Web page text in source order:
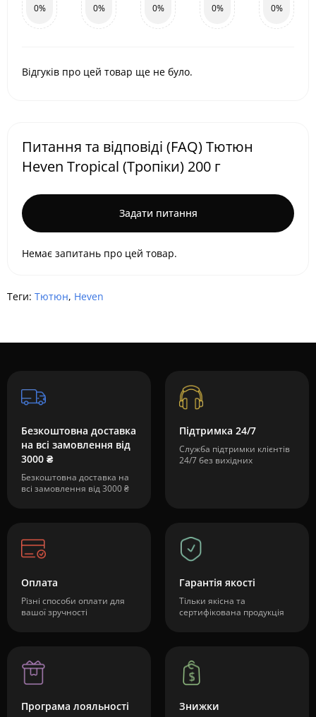
0% 0% 0% 0% 0%
Відгуків про цей товар ще не було.
Питання та відповіді (FAQ) Тютюн
Heven Tropical (Тропіки) 200 г
Задати питання
Немає запитань про цей товар.
Теги: Тютюн, Heven
Безкоштовна доставка
на всі замовлення від
3000 ₴
Безкоштовна доставка на
всі замовлення від 3000 ₴
Підтримка 24/7
Служба підтримки клієнтів
24/7 без вихідних
Оплата
Різні способи оплати для
вашої зручності
Гарантія якості
Тільки якісна та
сертифікована продукція
Програма лояльності Знижки